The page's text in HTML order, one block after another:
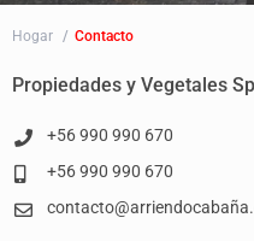
Hogar Contacto
Propiedades y Vegetales
+56 990 990 670
+56 990 990 670